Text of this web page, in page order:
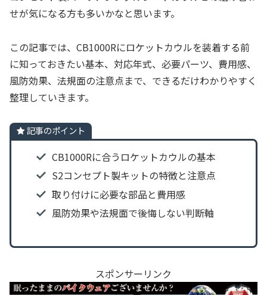
せが気になる方も多いかなと思います。
この記事では、CB1000Rにロケットカウルを装着する前
に知っておきたい基本、対応年式、必要パーツ、費用感、
風防効果、法規面の注意点まで、できるだけわかりやすく
整理していきます。
記事のポイント
CB1000Rに合うロケットカウルの基本
S2コンセプト製キットの特徴と注意点
取り付けに必要な部品と費用感
風防効果や法規面で後悔しない判断軸
スポンサーリンク